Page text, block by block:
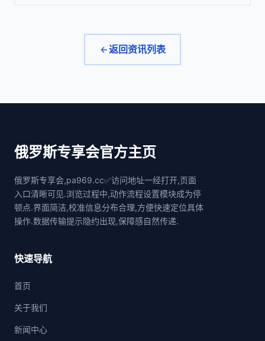
返回资讯列表
俄罗斯专享会官方主页
俄罗斯专享会,pa969.cc✅访问地址一经打开,页面
入口清晰可见.浏览过程中,动作流程设置模块成为停
顿点.界面简洁,校准信息分布合理,方便快速定位具体
操作.数据传输提示隐约出现,保障感自然传递.
快速导航
首页
关于我们
新闻中心